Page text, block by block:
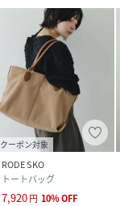
クーポン対象
RODE SKO
トートバッグ
7,920円 10%OFF